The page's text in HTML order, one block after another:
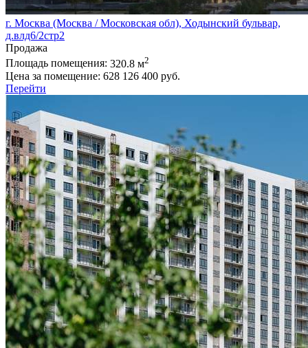
г. Москва (Москва / Московская обл), Ходынский бульвар,
д.влд6/2стр2
Продажа
Площадь помещения: 320.8 м2
Цена за помещение: 628 126 400 руб.
Перейти